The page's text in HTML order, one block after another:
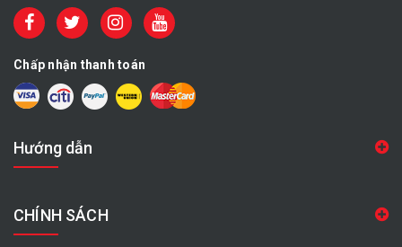
Chấp nhận thanh toán
Hướng dẫn
CHÍNH SÁCH